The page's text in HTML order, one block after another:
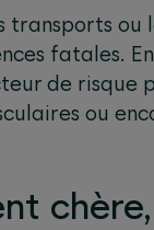
transports ou
fatales.
de risque
ou